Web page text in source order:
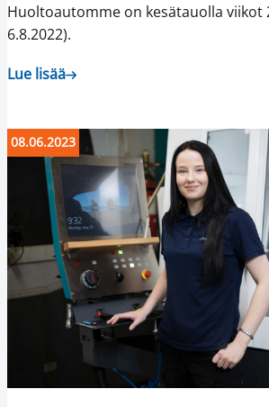
Huoltoautomme on kesätauolla viikot
6.8.2022).
Lue lisää
08.06.2023